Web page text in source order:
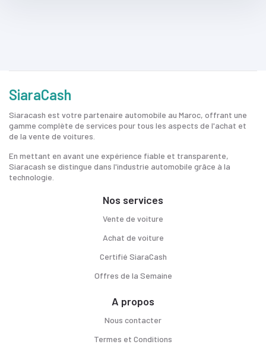
SiaraCash
Siaracash est votre partenaire automobile au Maroc, offrant une
gamme complète de services pour tous les aspects de l'achat et
de la vente de voitures.
En mettant en avant une expérience fiable et transparente,
Siaracash se distingue dans l'industrie automobile grâce à la
technologie.
Nos services
Vente de voiture
Achat de voiture
Certifié SiaraCash
Offres de la Semaine
A propos
Nous contacter
Termes et Conditions